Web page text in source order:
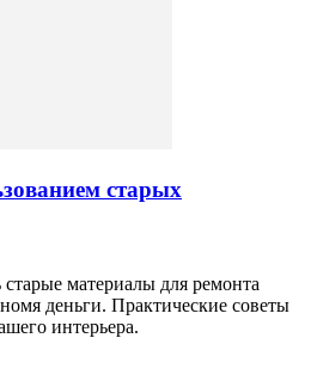
старых
старые материалы для ремонта
деньги. Практические советы
интерьера.